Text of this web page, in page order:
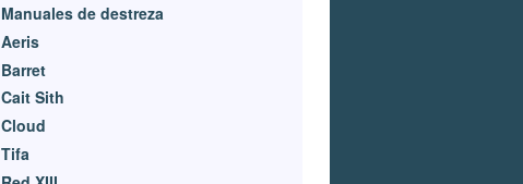
Manuales de destreza
Aeris
Barret
Cait Sith
Cloud
Tifa